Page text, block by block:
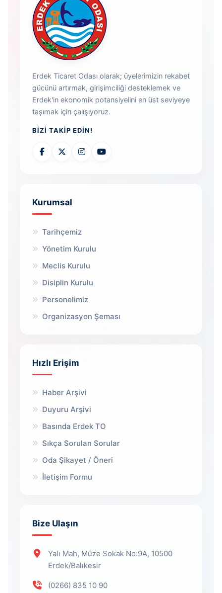
Erdek Ticaret Odası olarak; üyelerimizin rekabet
gücünü artırmak, girişimciliği desteklemek ve
Erdek'in ekonomik potansiyelini en üst seviyeye
taşımak için çalışıyoruz.
BIZI TAKIP EDIN!
Kurumsal
Tarihçemiz
Yönetim Kurulu
Meclis Kurulu
Disiplin Kurulu
Personelimiz
Organizasyon Şeması
Hızlı Erişim
Haber Arşivi
Duyuru Arşivi
Basında Erdek TO
Sıkça Sorulan Sorular
Oda Şikayet / Öneri
İletişim Formu
Bize Ulaşın
Yalı Mah, Müze Sokak No:9A, 10500
Erdek/Balıkesir
(0266) 835 10 90